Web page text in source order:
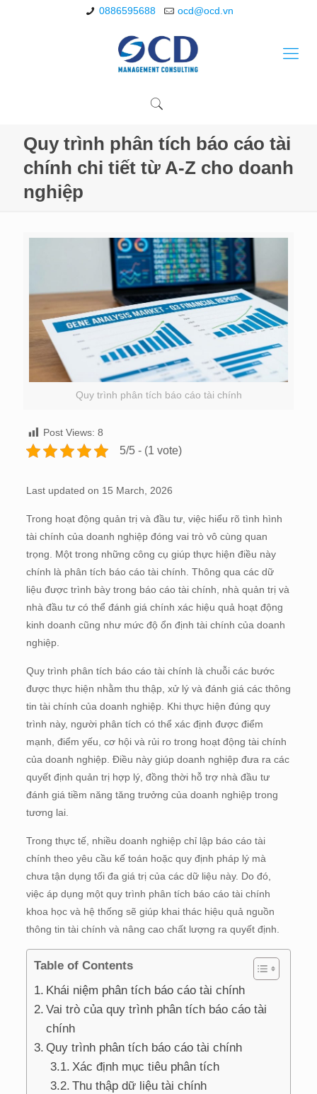
0886595688 ocd@ocd.vn
Quy trình phân tích báo cáo tài
chính chi tiết từ A-Z cho doanh
nghiệp
Quy trình phân tích báo cáo tài chính
Post Views: 8
5/5 - (1 vote)
Last updated on 15 March, 2026
Trong hoạt động quản trị và đầu tư, việc hiểu rõ tình hình
tài chính của doanh nghiệp đóng vai trò vô cùng quan
trọng. Một trong những công cụ giúp thực hiện điều này
chính là phân tích báo cáo tài chính. Thông qua các dữ
liệu được trình bày trong báo cáo tài chính, nhà quản trị và
nhà đầu tư có thể đánh giá chính xác hiệu quả hoạt động
kinh doanh cũng như mức độ ổn định tài chính của doanh
nghiệp.
Quy trình phân tích báo cáo tài chính là chuỗi các bước
được thực hiện nhằm thu thập, xử lý và đánh giá các thông
tin tài chính của doanh nghiệp. Khi thực hiện đúng quy
trình này, người phân tích có thể xác định được điểm
mạnh, điểm yếu, cơ hội và rủi ro trong hoạt động tài chính
của doanh nghiệp. Điều này giúp doanh nghiệp đưa ra các
quyết định quản trị hợp lý, đồng thời hỗ trợ nhà đầu tư
đánh giá tiềm năng tăng trưởng của doanh nghiệp trong
tương lai.
Trong thực tế, nhiều doanh nghiệp chỉ lập báo cáo tài
chính theo yêu cầu kế toán hoặc quy định pháp lý mà
chưa tận dụng tối đa giá trị của các dữ liệu này. Do đó,
việc áp dụng một quy trình phân tích báo cáo tài chính
khoa học và hệ thống sẽ giúp khai thác hiệu quả nguồn
thông tin tài chính và nâng cao chất lượng ra quyết định.
Table of Contents
Khái niệm phân tích báo cáo tài chính
Vai trò của quy trình phân tích báo cáo tài
chính
Quy trình phân tích báo cáo tài chính
Xác định mục tiêu phân tích
Thu thập dữ liệu tài chính